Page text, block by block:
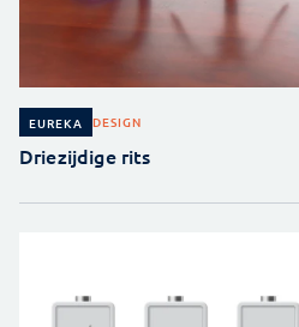
EUREKA DESIGN
Driezijdige rits